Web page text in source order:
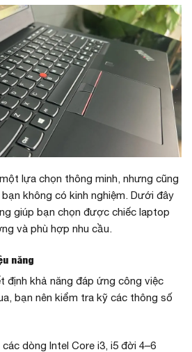
lựa chọn thông minh, nhưng cũng
không có kinh nghiệm. Dưới đây
giúp bạn chọn được chiếc laptop
và phù hợp nhu cầu.
năng
định khả năng đáp ứng công việc
bạn nên kiểm tra kỹ các thông số
dòng Intel Core i3, i5 đời 4–6